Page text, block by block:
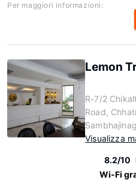
Per maggiori informazioni:
Lemon
R-7/2
Road,
Visualizza
8.2/10
Wi-Fi